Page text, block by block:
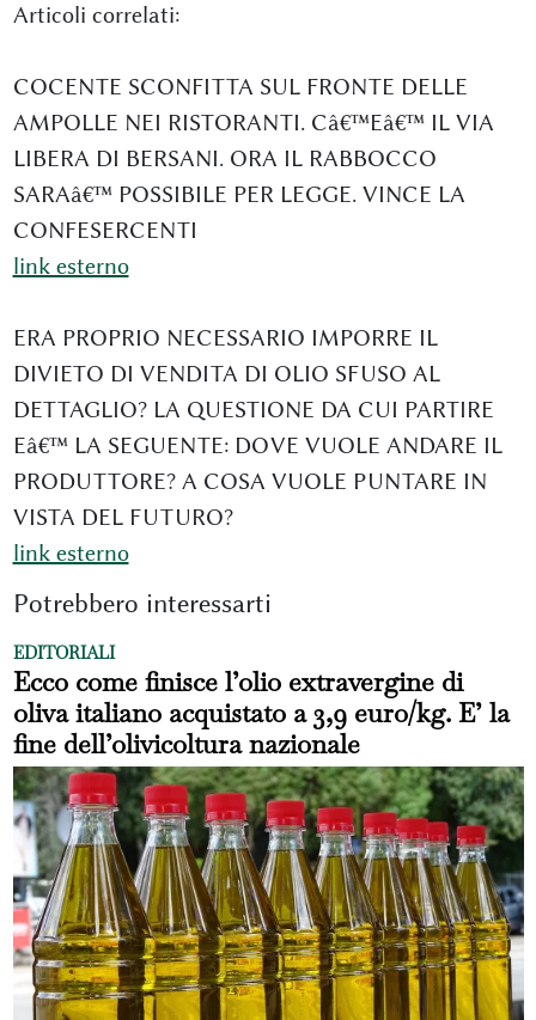
Articoli correlati:
COCENTE SCONFITTA SUL FRONTE DELLE
AMPOLLE NEI RISTORANTI. Câ€™Eâ€™ IL VIA
LIBERA DI BERSANI. ORA IL RABBOCCO
SARAâ€™ POSSIBILE PER LEGGE. VINCE LA
CONFESERCENTI
link esterno
ERA PROPRIO NECESSARIO IMPORRE IL
DIVIETO DI VENDITA DI OLIO SFUSO AL
DETTAGLIO? LA QUESTIONE DA CUI PARTIRE
Eâ€™ LA SEGUENTE: DOVE VUOLE ANDARE IL
PRODUTTORE? A COSA VUOLE PUNTARE IN
VISTA DEL FUTURO?
link esterno
Potrebbero interessarti
EDITORIALI
Ecco come finisce l’olio extravergine di
oliva italiano acquistato a 3,9 euro/kg. E’ la
fine dell’olivicoltura nazionale